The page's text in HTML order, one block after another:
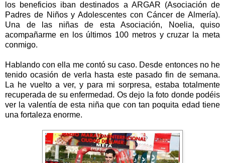
los beneficios iban destinados a ARGAR (Asociación de
Padres de Niños y Adolescentes con Cáncer de Almería).
Una de las niñas de esta Asociación, Noelia, quiso
acompañarme en los últimos 100 metrosy cruzar la meta
conmigo.
Hablando con ella me contó su caso. Desde entonces no he
tenido ocasión de verla hasta este pasado fin de semana.
La he vuelto a ver, y para mi sorpresa, estaba totalmente
recuperada de su enfermedad. Os dejo la foto donde podéis
ver la valentía de esta niña que con tan poquita edad tiene
una fortaleza enorme.